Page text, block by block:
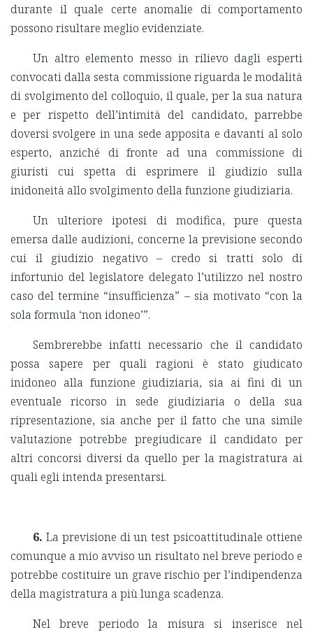
durante il quale certe anomalie di comportamento
possono risultare meglio evidenziate.
Un altro elemento messo in rilievo dagli esperti
convocati dalla sesta commissione riguarda le modalità
di svolgimento del colloquio, il quale, per la sua natura
e per rispetto dell’intimità del candidato, parrebbe
doversi svolgere in una sede apposita e davanti al solo
esperto, anziché di fronte ad una commissione di
giuristi cui spetta di esprimere il giudizio sulla
inidoneità allo svolgimento della funzione giudiziaria.
Un ulteriore ipotesi di modifica, pure questa
emersa dalle audizioni, concerne la previsione secondo
cui il giudizio negativo – credo si tratti solo di
infortunio del legislatore delegato l’utilizzo nel nostro
caso del termine “insufficienza” – sia motivato “con la
sola formula ‘non idoneo’”.
Sembrerebbe infatti necessario che il candidato
possa sapere per quali ragioni è stato giudicato
inidoneo alla funzione giudiziaria, sia ai fini di un
eventuale ricorso in sede giudiziaria o della sua
ripresentazione, sia anche per il fatto che una simile
valutazione potrebbe pregiudicare il candidato per
altri concorsi diversi da quello per la magistratura ai
quali egli intenda presentarsi.
6. La previsione di un test psicoattitudinale ottiene
comunque a mio avviso un risultato nel breve periodo e
potrebbe costituire un grave rischio per l’indipendenza
della magistratura a più lunga scadenza.
Nel breve periodo la misura si inserisce nel